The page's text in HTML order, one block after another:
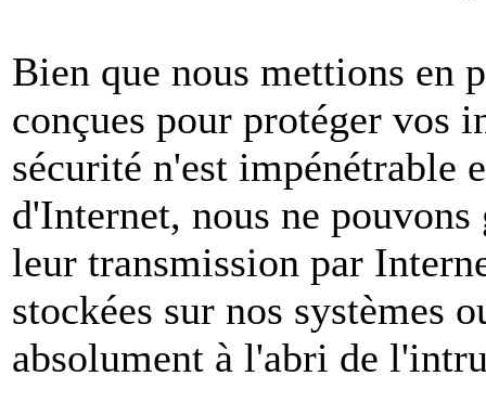
Bien que nous mettions en
conçues pour protéger vos
sécurité n'est impénétrable
d'Internet, nous ne
leur transmission par
stockées sur nos systèmes
absolument à l'abri de